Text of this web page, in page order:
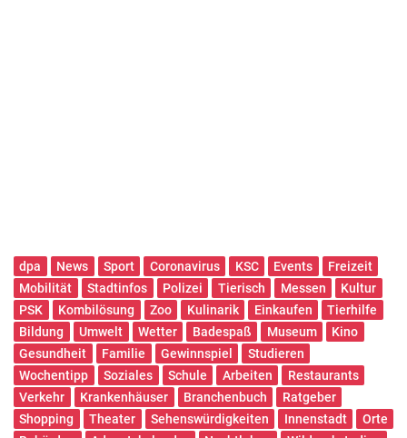
dpa News Sport Coronavirus KSC Events
Freizeit
Mobilität
Stadtinfos Polizei Tierisch Messen
Kultur
PSK
Kombilösung Zoo Kulinarik Einkaufen
Tierhilfe
Bildung
Umwelt Wetter Badespaß Museum
Kino
Gesundheit
Familie Gewinnspiel
Studieren
Wochentipp
Soziales Schule Arbeiten
Restaurants
Verkehr
Krankenhäuser Branchenbuch
Ratgeber
Shopping
Theater Sehenswürdigkeiten Innenstadt
Orte